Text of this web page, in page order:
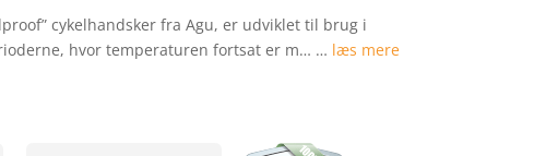
cykelhandsker fra Agu, er udviklet til brug i
hvor temperaturen fortsat er m… … læs mere